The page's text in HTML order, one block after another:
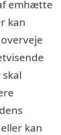
emhætte
kan
kan